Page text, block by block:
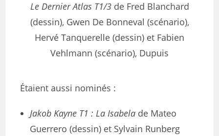
Le Dernier Atlas T1/3de Fred Blanchard
(dessin), Gwen De Bonneval (scénario),
Hervé Tanquerelle (dessin) et Fabien
Vehlmann (scénario), Dupuis
Étaient aussi nominés :
Jakob Kayne T1 : La Isabela de Mateo
Guerrero (dessin) et Sylvain Runberg